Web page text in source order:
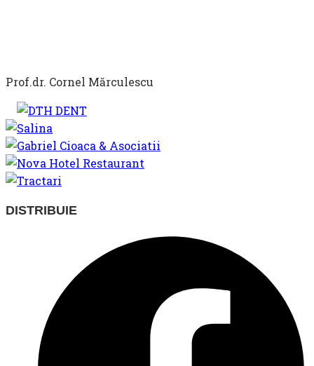
Prof.dr. Cornel Mărculescu
DISTRIBUIESHARE
CONTENT
window